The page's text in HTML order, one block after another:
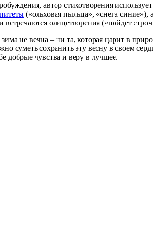
автор стихотворения
(«ольховая пыльца», «снега
олицетворения («пойдет
не вечна – ни та, которая царит в
суметь сохранить эту весну в своем
добрые чувства и веру в лучшее.